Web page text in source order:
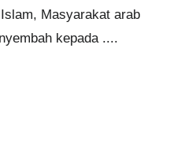
Masyarakat arab
kepada ....